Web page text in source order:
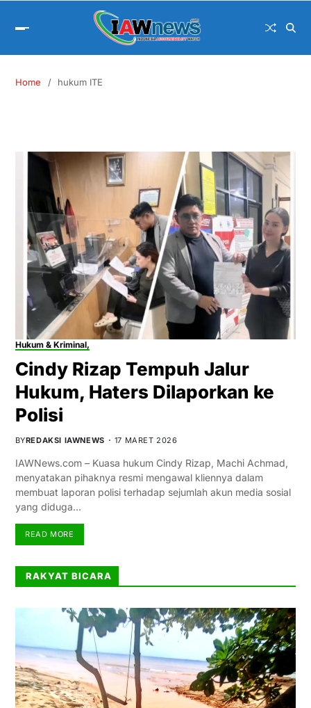
Home hukum ITE
Hukum & Kriminal,
Cindy Rizap Tempuh Jalur
Hukum, Haters Dilaporkan ke
Polisi
BYREDAKSI IAWNEWS 17 MARET 2026
IAWNews.com – Kuasa hukum Cindy Rizap, Machi Achmad,
menyatakan pihaknya resmi mengawal kliennya dalam
membuat laporan polisi terhadap sejumlah akun media sosial
yang diduga…
READ MORE
RAKYAT BICARA